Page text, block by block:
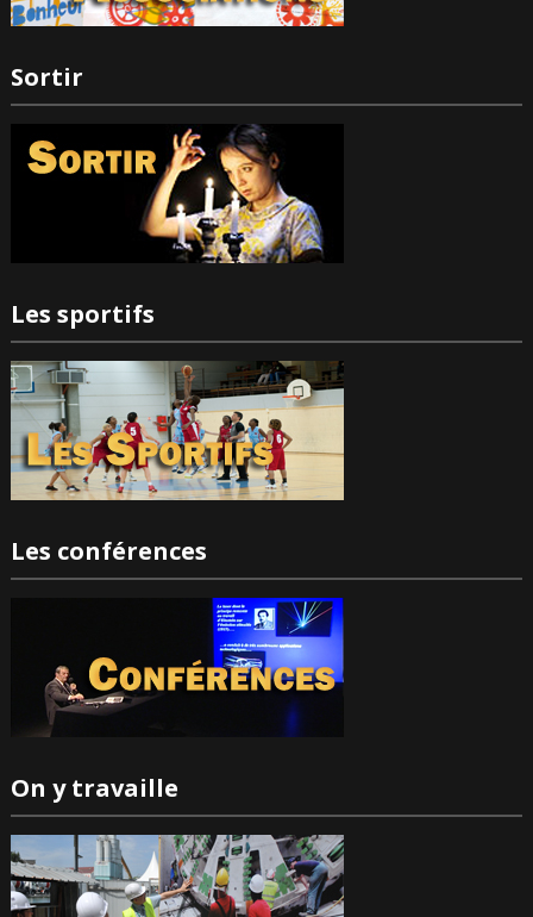
Sortir
Les sportifs
Les conférences
On y travaille